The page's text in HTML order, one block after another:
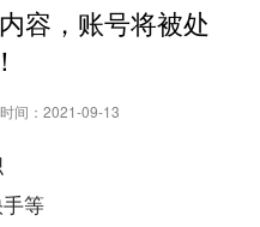
容，账号将被处
间： 2021-09-13
等